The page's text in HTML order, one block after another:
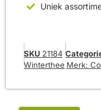
Uniek
SKU 21184
Winterthee Merk: